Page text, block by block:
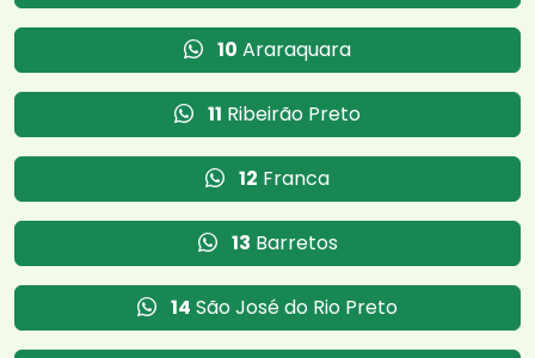
10 Araraquara
11 Ribeirão Preto
12 Franca
13 Barretos
14 São José do Rio Preto